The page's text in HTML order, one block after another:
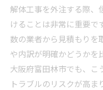
解体工事を外注する際、
けることは非常に重要で
数の業者から見積もりを
や内訳が明確かどうかを
大阪府富田林市でも、こ
トラブルのリスクが高ま